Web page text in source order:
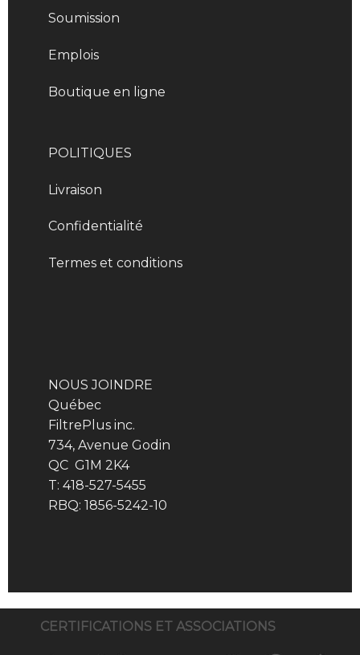
Soumission
Emplois
Boutique en ligne
POLITIQUES
Livraison
Confidentialité
Termes et conditions
NOUS JOINDRE
Québec
FiltrePlus inc.
734, Avenue Godin
QC G1M 2K4
T: 418-527-5455
RBQ: 1856-5242-10
CERTIFICATIONS ET ASSOCIATIONS